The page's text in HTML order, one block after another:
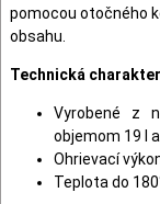
pomocou otočného
obsahu.
Technická
Vyrobené z
objemom 19 l
Ohrievací
Teplota do